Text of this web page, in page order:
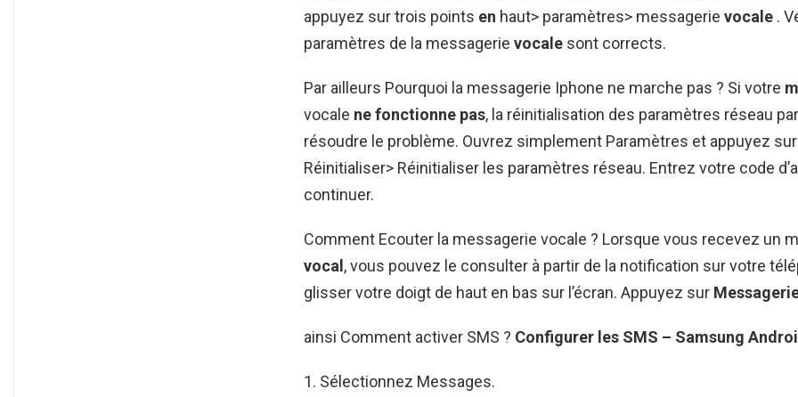
appuyez sur trois points en haut> paramètres> messagerie vocale .
paramètres de la messagerie vocale sont corrects.
Par ailleurs Pourquoi la messagerie Iphone ne marche pas ? Si votre
vocale ne fonctionne pas, la réinitialisation des paramètres réseau
résoudre le problème. Ouvrez simplement Paramètres et appuyez sur
Réinitialiser> Réinitialiser les paramètres réseau. Entrez votre code
continuer.
Comment Ecouter la messagerie vocale ? Lorsque vous recevez un
vocal, vous pouvez le consulter à partir de la notification sur votre
glisser votre doigt de haut en bas sur l’écran. Appuyez sur
ainsi Comment activer SMS ? Configurer les SMS – Samsung
Sélectionnez Messages.